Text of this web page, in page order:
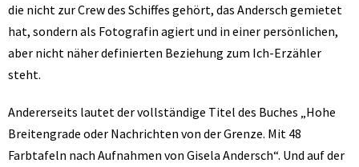
die nicht zur Crew des Schiffes gehört, das Andersch gemietet
hat, sondern als Fotografin agiert und in einer persönlichen,
aber nicht näher definierten Beziehung zum Ich-Erzähler
steht.
Andererseits lautet der vollständige Titel des Buches „Hohe
Breitengrade oder Nachrichten von der Grenze. Mit 48
Farbtafeln nach Aufnahmen von Gisela Andersch“. Und auf der